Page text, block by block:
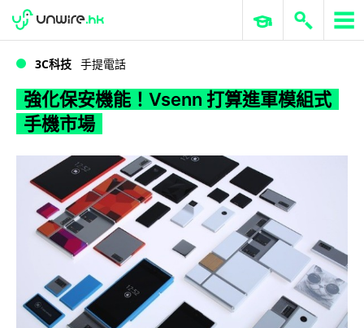
WWDC 2026 ERP 與商業 AI
3C科技 手提電話
強化保安機能！Vsenn 打算進軍模組式
手機市場